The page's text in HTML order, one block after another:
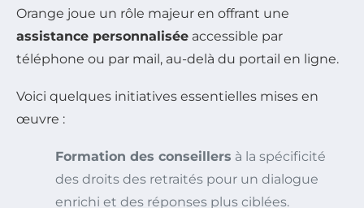
Orange joue un rôle majeur en offrant une
assistance personnalisée accessible par
téléphone ou par mail, au-delà du portail en ligne.
Voici quelques initiatives essentielles mises en
œuvre :
Formation des conseillers à la spécificité
des droits des retraités pour un dialogue
enrichi et des réponses plus ciblées.